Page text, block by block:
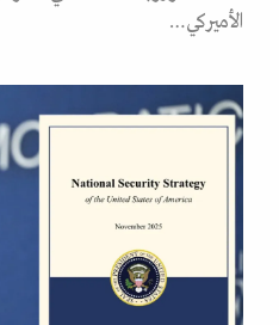
الأميركي…